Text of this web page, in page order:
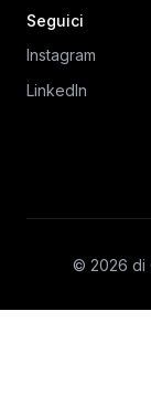
Seguici
Instagram
LinkedIn
© 2026 di